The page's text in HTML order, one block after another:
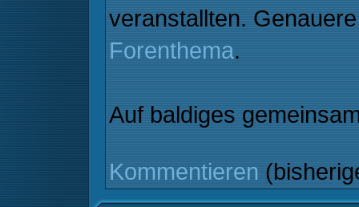
veranstallten.
Forenthema.
Auf baldiges
Kommentieren